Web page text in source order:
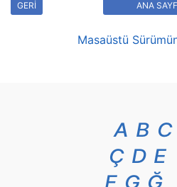
GERİ ANA
Masaüstü
A B C
Ç D E
F G Ğ